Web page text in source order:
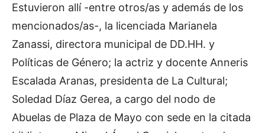
Estuvieron allí -entre otros/as y además de los
mencionados/as-, la licenciada Marianela
Zanassi, directora municipal de DD.HH. y
Políticas de Género; la actriz y docente Anneris
Escalada Aranas, presidenta de La Cultural;
Soledad Díaz Gerea, a cargo del nodo de
Abuelas de Plaza de Mayo con sede en la citada